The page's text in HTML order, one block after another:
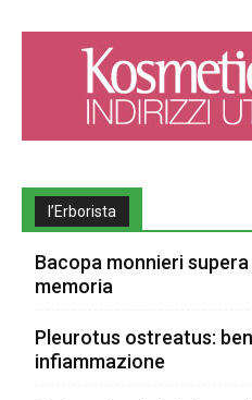
l’Erborista
Bacopa monnieri
memoria
Pleurotus ostreatus:
infiammazione